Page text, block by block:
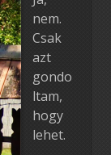
nem.
Csak
azt
gondo
ltam,
hogy
lehet.